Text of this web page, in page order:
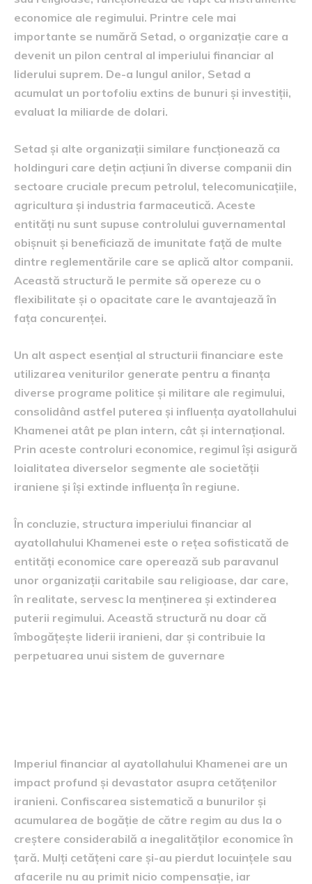
economice ale regimului. Printre cele mai
importante se numără Setad, o organizație care a
devenit un pilon central al imperiului financiar al
liderului suprem. De-a lungul anilor, Setad a
acumulat un portofoliu extins de bunuri și investiții,
evaluat la miliarde de dolari.
Setad și alte organizații similare funcționează ca
holdinguri care dețin acțiuni în diverse companii din
sectoare cruciale precum petrolul, telecomunicațiile,
agricultura și industria farmaceutică. Aceste
entități nu sunt supuse controlului guvernamental
obișnuit și beneficiază de imunitate față de multe
dintre reglementările care se aplică altor companii.
Această structură le permite să opereze cu o
flexibilitate și o opacitate care le avantajează în
fața concurenței.
Un alt aspect esențial al structurii financiare este
utilizarea veniturilor generate pentru a finanța
diverse programe politice și militare ale regimului,
consolidând astfel puterea și influența ayatollahului
Khamenei atât pe plan intern, cât și internațional.
Prin aceste controluri economice, regimul își asigură
loialitatea diverselor segmente ale societății
iraniene și își extinde influența în regiune.
În concluzie, structura imperiului financiar al
ayatollahului Khamenei este o rețea sofisticată de
entități economice care operează sub paravanul
unor organizații caritabile sau religioase, dar care,
în realitate, servesc la menținerea și extinderea
puterii regimului. Această structură nu doar că
îmbogățește liderii iranieni, dar și contribuie la
perpetuarea unui sistem de guvernare
Imperiul financiar al ayatollahului Khamenei are un
impact profund și devastator asupra cetățenilor
iranieni. Confiscarea sistematică a bunurilor și
acumularea de bogăție de către regim au dus la o
creștere considerabilă a inegalităților economice în
țară. Mulți cetățeni care și-au pierdut locuințele sau
afacerile nu au primit nicio compensație, iar